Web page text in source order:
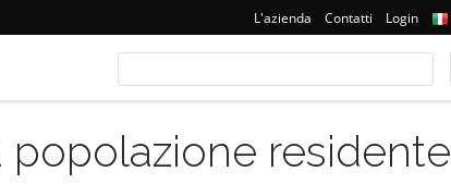
L'azienda Contatti Login
popolazione residente